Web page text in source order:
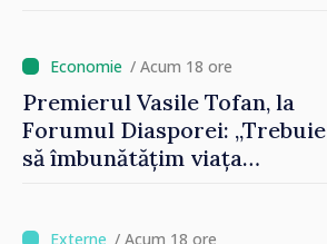
imaginii Republicii Moldova”
/ Acum 18 ore
Premierul Vasile Tofan, la
Forumul Diasporei: „Trebuie
să îmbunătățim viața
/ Acum 18 ore